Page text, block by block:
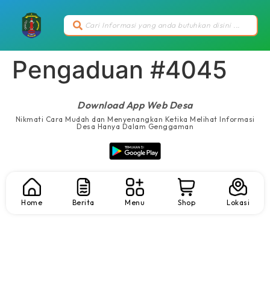
Pengaduan #4045
Download App Web Desa
Nikmati Cara Mudah dan Menyenangkan Ketika Melihat Informasi
Desa Hanya Dalam Genggaman
Home Berita Menu Shop Lokasi